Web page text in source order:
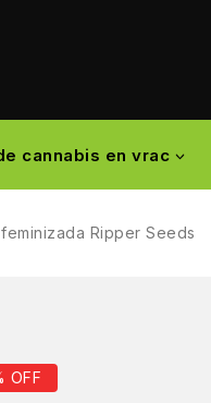
cannabis en vrac
Ripper Seeds
OFF